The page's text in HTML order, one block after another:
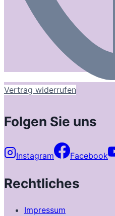
Vertrag widerrufen
Folgen Sie uns
Instagram Facebook
Rechtliches
Impressum